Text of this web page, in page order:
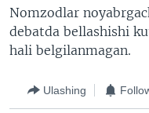
Nomzodlar
debatda bellashishi
hali belgilanmagan.
Ulashing